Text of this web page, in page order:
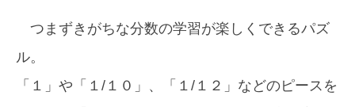
つまずきがちな分数の学習が楽しくできるパズ
ル。
「１」や「１/１０」、「１/１２」などのピースを